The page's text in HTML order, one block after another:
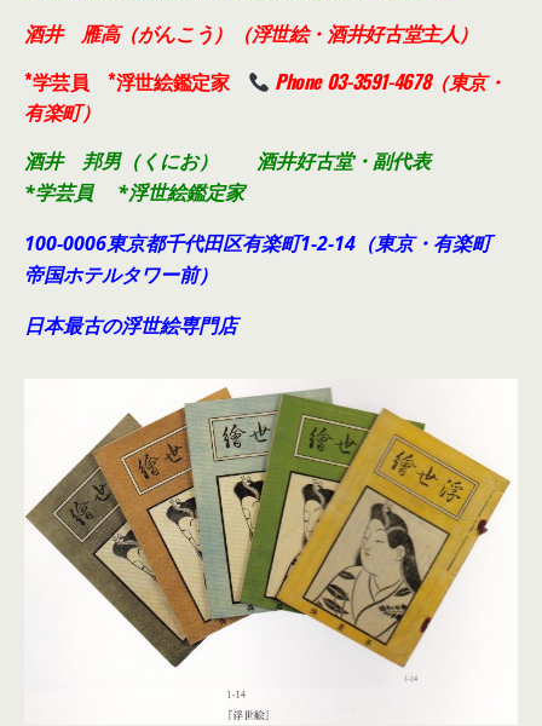
酒井 雁高（がんこう）（浮世絵・酒井好古堂主人）
*学芸員 *浮世絵鑑定家
Phone 03-3591-4678（東京・
有楽町）
酒井 邦男（くにお） 酒井好古堂・副代表
*学芸員 *浮世絵鑑定家
100-0006東京都千代田区有楽町1-2-14（東京・有楽町
帝国ホテルタワー前）
日本最古の浮世絵専門店